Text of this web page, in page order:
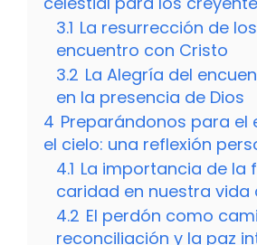
3.1 La resurrección de
encuentro con Cristo
3.2 La Alegría del
en la presencia de Dios
4 Preparándonos para el
el cielo: una reflexión
4.1 La importancia de la
caridad en nuestra vida
4.2 El perdón como
reconciliación y la paz